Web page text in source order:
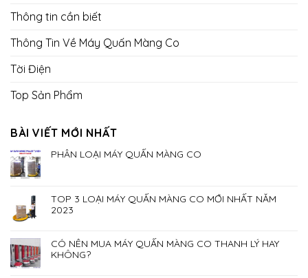
Thông tin cần biết
Thông Tin Về Máy Quấn Màng Co
Tời Điện
Top Sản Phẩm
BÀI VIẾT MỚI NHẤT
PHÂN LOẠI MÁY QUẤN MÀNG CO
TOP 3 LOẠI MÁY QUẤN MÀNG CO MỚI NHẤT NĂM
2023
CÓ NÊN MUA MÁY QUẤN MÀNG CO THANH LÝ HAY
KHÔNG?